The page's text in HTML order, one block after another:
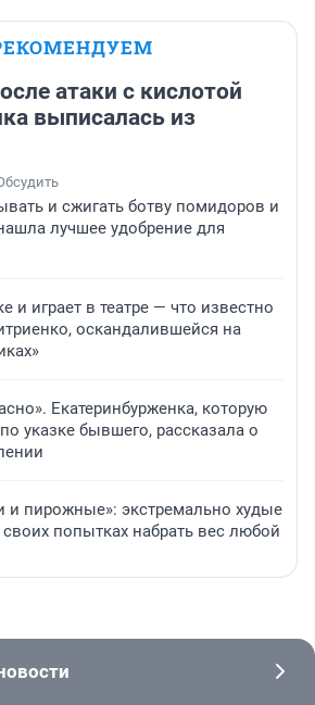
атаки с кислотой
выписалась из
и сжигать ботву помидоров и
лучшее удобрение для
и играет в театре — что известно
оскандалившейся на
Екатеринбурженка, которую
указке бывшего, рассказала о
и пирожные»: экстремально худые
попытках набрать вес любой